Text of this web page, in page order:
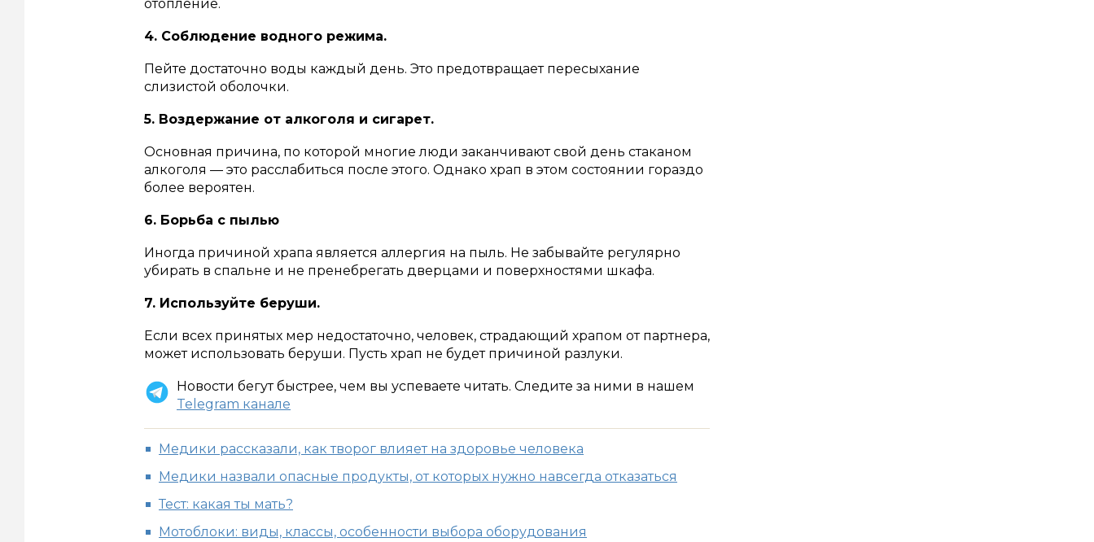
отопление.
4. Соблюдение водного режима.
Пейте достаточно воды каждый день. Это предотвращает пересыхание
слизистой оболочки.
5. Воздержание от алкоголя и сигарет.
Основная причина, по которой многие люди заканчивают свой день стаканом
алкоголя — это расслабиться после этого. Однако храп в этом состоянии гораздо
более вероятен.
6. Борьба с пылью
Иногда причиной храпа является аллергия на пыль. Не забывайте регулярно
убирать в спальне и не пренебрегать дверцами и поверхностями шкафа.
7. Используйте беруши.
Если всех принятых мер недостаточно, человек, страдающий храпом от партнера,
может использовать беруши. Пусть храп не будет причиной разлуки.
Новости бегут быстрее, чем вы успеваете читать. Следите за ними в нашем
Telegram канале
Медики рассказали, как творог влияет на здоровье человека
Медики назвали опасные продукты, от которых нужно навсегда отказаться
Тест: какая ты мать?
Мотоблоки: виды, классы, особенности выбора оборудования